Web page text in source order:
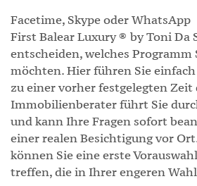
Facetime, Skype oder WhatsApp
First Balear Luxury ® by Toni Da
entscheiden, welches Programm
möchten. Hier führen Sie
zu einer vorher festgelegten
Immobilienberater führt Sie
und kann Ihre Fragen sofort
einer realen Besichtigung vor
können Sie eine erste
treffen, die in Ihrer engeren